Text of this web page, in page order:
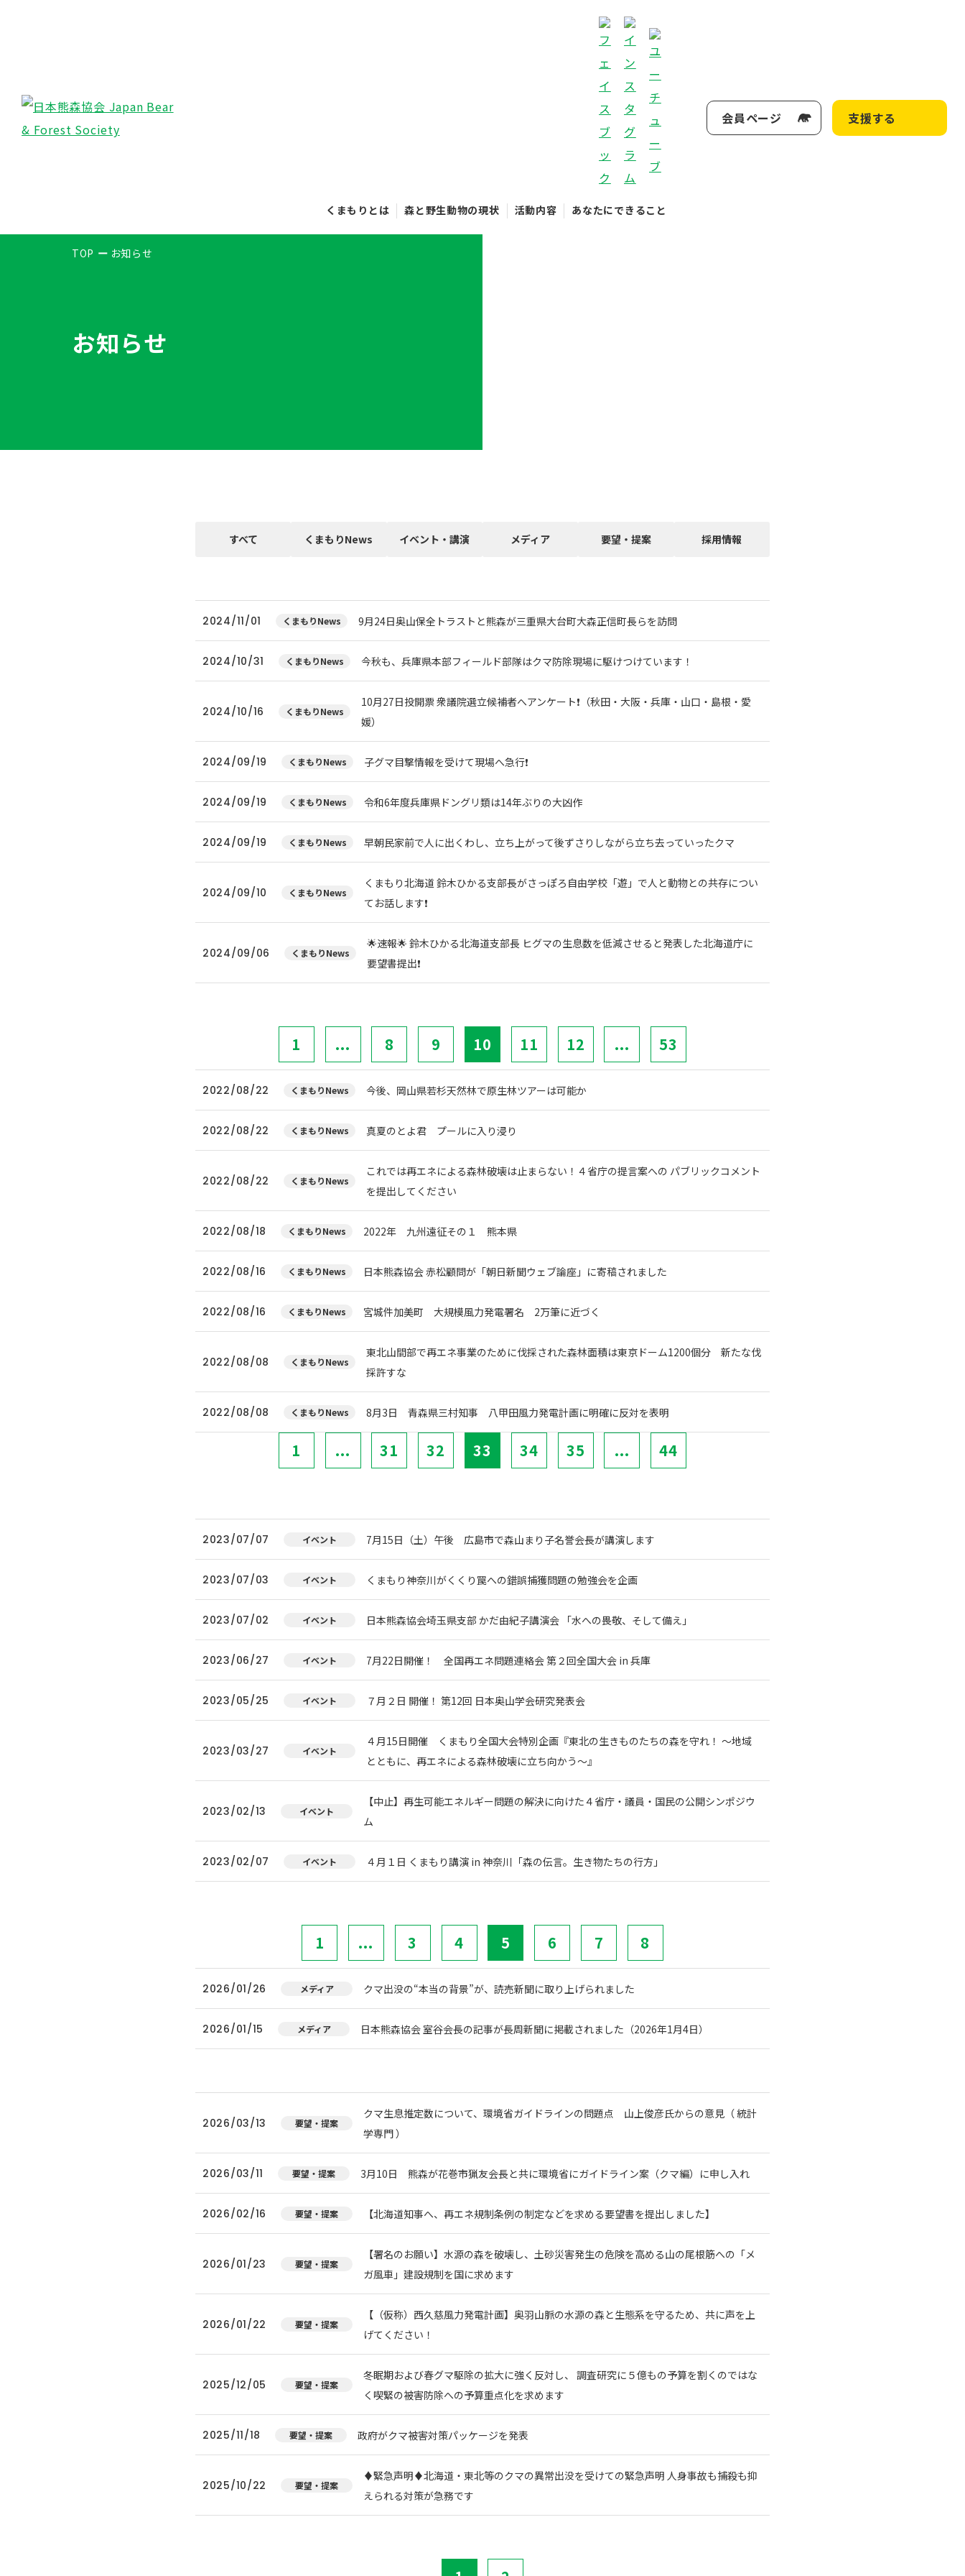
くまもりとは 森と野生動物の現状 活動内容 あなたにできること
会員ページ 支援する
TOP お知らせ
お知らせ
すべて くまもりNews イベント・講演 メディア 要望・提案 採用情報
2024/11/01 くまもりNews 9月24日奥山保全トラストと熊森が三重県大台町大森正信町長らを訪問
2024/10/31 くまもりNews 今秋も、兵庫県本部フィールド部隊はクマ防除現場に駆けつけています！
2024/10/16 くまもりNews
10月27日投開票 衆議院選立候補者へアンケート❗（秋田・大阪・兵庫・山口・島根・愛
媛）
2024/09/19 くまもりNews 子グマ目撃情報を受けて現場へ急行❗
2024/09/19 くまもりNews 令和6年度兵庫県ドングリ類は14年ぶりの大凶作
2024/09/19 くまもりNews 早朝民家前で人に出くわし、立ち上がって後ずさりしながら立ち去っていったクマ
2024/09/10 くまもりNews
くまもり北海道 鈴木ひかる支部長がさっぽろ自由学校「遊」で人と動物との共存につい
てお話します❗
2024/09/06 くまもりNews
🌟速報🌟 鈴木ひかる北海道支部長 ヒグマの生息数を低減させると発表した北海道庁に
要望書提出❗
1 ... 8 9 10 11 12 ... 53
2022/08/22 くまもりNews 今後、岡山県若杉天然林で原生林ツアーは可能か
2022/08/22 くまもりNews 真夏のとよ君 プールに入り浸り
2022/08/22 くまもりNews
これでは再エネによる森林破壊は止まらない！４省庁の提言案への パブリックコメント
を提出してください
2022/08/18 くまもりNews 2022年 九州遠征その１ 熊本県
2022/08/16 くまもりNews 日本熊森協会 赤松顧問が「朝日新聞ウェブ論座」に寄稿されました
2022/08/16 くまもりNews 宮城件加美町 大規模風力発電署名 2万筆に近づく
2022/08/08 くまもりNews
東北山間部で再エネ事業のために伐採された森林面積は東京ドーム1200個分 新たな伐
採許すな
2022/08/08 くまもりNews 8月3日 青森県三村知事 八甲田風力発電計画に明確に反対を表明
1 ... 31 32 33 34 35 ... 44
2023/07/07 イベント 7月15日（土）午後 広島市で森山まり子名誉会長が講演します
2023/07/03 イベント くまもり神奈川がくくり罠への錯誤捕獲問題の勉強会を企画
2023/07/02 イベント 日本熊森協会埼玉県支部 かだ由紀子講演会 「水への畏敬、そして備え」
2023/06/27 イベント 7月22日開催！ 全国再エネ問題連絡会 第２回全国大会 in 兵庫
2023/05/25 イベント ７月２日 開催！ 第12回 日本奥山学会研究発表会
2023/03/27 イベント
４月15日開催 くまもり全国大会特別企画『東北の生きものたちの森を守れ！ 〜地域
とともに、再エネによる森林破壊に立ち向かう〜』
2023/02/13 イベント
【中止】再生可能エネルギー問題の解決に向けた４省庁・議員・国民の公開シンポジウ
ム
2023/02/07 イベント ４月１日 くまもり講演 in 神奈川「森の伝言。生き物たちの行方」
1 ... 3 4 5 6 7 8
2026/01/26 メディア クマ出没の“本当の背景”が、読売新聞に取り上げられました
2026/01/15 メディア 日本熊森協会 室谷会長の記事が長周新聞に掲載されました（2026年1月4日）
2026/03/13 要望・提案
クマ生息推定数について、環境省ガイドラインの問題点 山上俊彦氏からの意見（ 統計
学専門 ）
2026/03/11 要望・提案 3月10日 熊森が花巻市猟友会長と共に環境省にガイドライン案（クマ編）に申し入れ
2026/02/16 要望・提案 【北海道知事へ、再エネ規制条例の制定などを求める要望書を提出しました】
2026/01/23 要望・提案
【署名のお願い】水源の森を破壊し、土砂災害発生の危険を高める山の尾根筋への「メ
ガ風車」建設規制を国に求めます
2026/01/22 要望・提案
【（仮称）西久慈風力発電計画】奥羽山脈の水源の森と生態系を守るため、共に声を上
げてください！
2025/12/05 要望・提案
冬眠期および春グマ駆除の拡大に強く反対し、 調査研究に５億もの予算を割くのではな
く喫緊の被害防除への予算重点化を求めます
2025/11/18 要望・提案 政府がクマ被害対策パッケージを発表
2025/10/22 要望・提案
♦️緊急声明♦️北海道・東北等のクマの異常出没を受けての緊急声明 人身事故も捕殺も抑
えられる対策が急務です